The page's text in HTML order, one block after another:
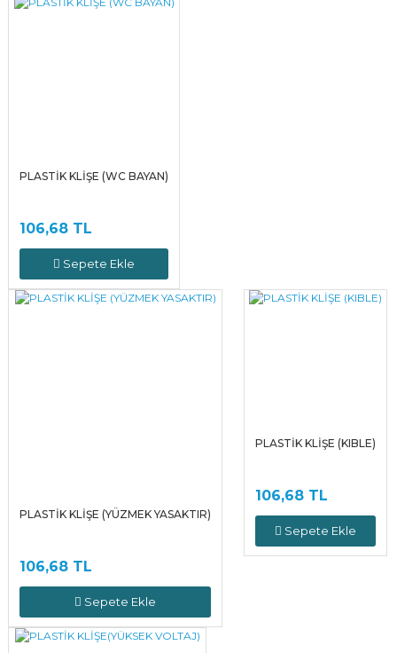
PLASTİK KLİŞE (WC BAYAN)
106,68 TL
Sepete Ekle
PLASTİK KLİŞE (YÜZMEK YASAKTIR)
106,68 TL
Sepete Ekle
PLASTİK KLİŞE (KIBLE)
106,68 TL
Sepete Ekle